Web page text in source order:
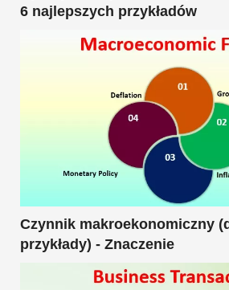
6 najlepszych przykładów
Czynnik makroekonomiczny
przykłady) - Znaczenie